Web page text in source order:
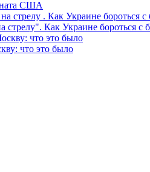
США
стрелу". Как Украине бороться с
что это было